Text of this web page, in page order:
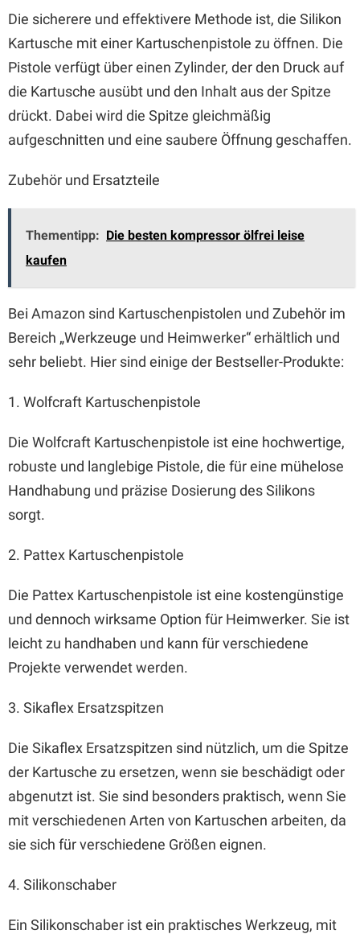
Die sicherere und effektivere Methode ist, die Silikon
Kartusche mit einer Kartuschenpistole zu öffnen. Die
Pistole verfügt über einen Zylinder, der den Druck auf
die Kartusche ausübt und den Inhalt aus der Spitze
drückt. Dabei wird die Spitze gleichmäßig
aufgeschnitten und eine saubere Öffnung geschaffen.
Zubehör und Ersatzteile
Thementipp: Die besten kompressor ölfrei leise
kaufen
Bei Amazon sind Kartuschenpistolen und Zubehör im
Bereich „Werkzeuge und Heimwerker“ erhältlich und
sehr beliebt. Hier sind einige der Bestseller-Produkte:
1. Wolfcraft Kartuschenpistole
Die Wolfcraft Kartuschenpistole ist eine hochwertige,
robuste und langlebige Pistole, die für eine mühelose
Handhabung und präzise Dosierung des Silikons
sorgt.
2. Pattex Kartuschenpistole
Die Pattex Kartuschenpistole ist eine kostengünstige
und dennoch wirksame Option für Heimwerker. Sie ist
leicht zu handhaben und kann für verschiedene
Projekte verwendet werden.
3. Sikaflex Ersatzspitzen
Die Sikaflex Ersatzspitzen sind nützlich, um die Spitze
der Kartusche zu ersetzen, wenn sie beschädigt oder
abgenutzt ist. Sie sind besonders praktisch, wenn Sie
mit verschiedenen Arten von Kartuschen arbeiten, da
sie sich für verschiedene Größen eignen.
4. Silikonschaber
Ein Silikonschaber ist ein praktisches Werkzeug, mit